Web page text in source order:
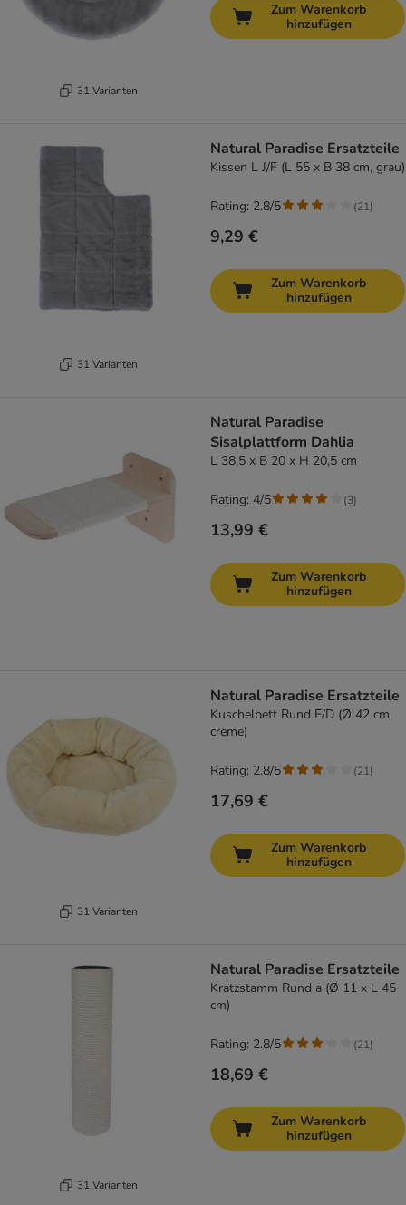
31 Varianten
Zum Warenkorb
hinzufügen
31 Varianten
Natural Paradise Ersatzteile
Kissen L J/F (L 55 x B 38 cm, grau)
9,29 €
Rating: 2.8/5 (21)
Zum Warenkorb
hinzufügen
Natural Paradise
Sisalplattform Dahlia
L 38,5 x B 20 x H 20,5 cm
13,99 €
Rating: 4/5 (3)
Zum Warenkorb
hinzufügen
31 Varianten
Natural Paradise Ersatzteile
Kuschelbett Rund E/D (Ø 42 cm,
creme)
17,69 €
Rating: 2.8/5 (21)
Zum Warenkorb
hinzufügen
31 Varianten
Natural Paradise Ersatzteile
Kratzstamm Rund a (Ø 11 x L 45
cm)
18,69 €
Rating: 2.8/5 (21)
Zum Warenkorb
hinzufügen